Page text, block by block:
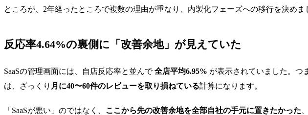
ところが、2年経ったところで複数の理由が重なり、内製化フェーズへの移行を決めま
反応率4.64%の裏側に「改善余地」が見えていた
SaaSの管理画面には、自店反応率と並んで全店平均6.95% が表示されていました。つ
は、ざっくり 月に40〜60件のレビューを取り損ねている計算になります。
「SaaSが悪い」のではなく、 ここから先の改善余地を全部自社の手元に置きたかった